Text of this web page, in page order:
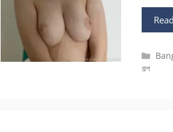
গল্প